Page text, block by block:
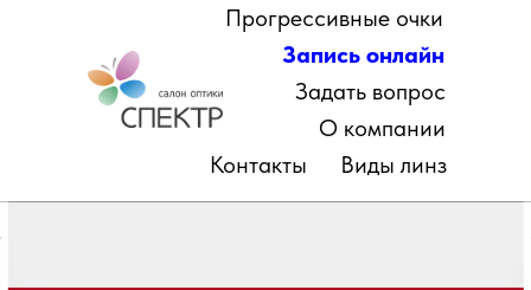
Прогрессивные очки
Виды линз
О компании
Запись онлайн
Задать вопрос
Контакты